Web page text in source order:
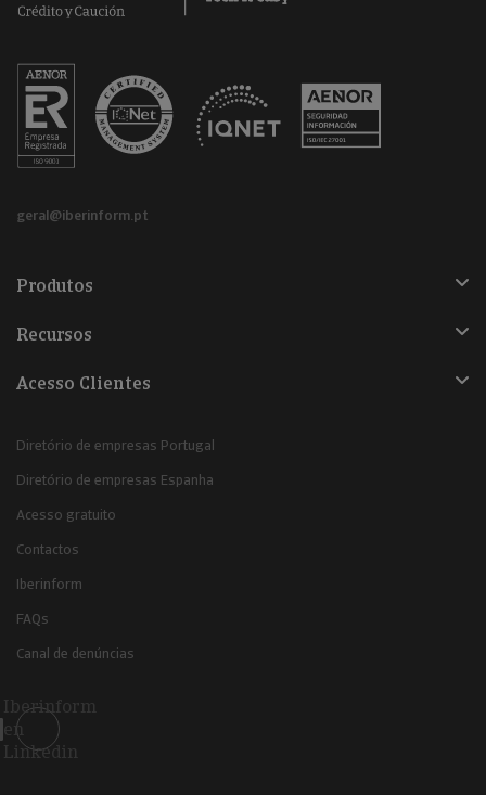
geral@iberinform.pt
Produtos
Recursos
Acesso Clientes
Diretório de empresas Portugal
Diretório de empresas Espanha
Acesso gratuito
Contactos
Iberinform
FAQs
Canal de denúncias
Iberinform
en
Linkedin